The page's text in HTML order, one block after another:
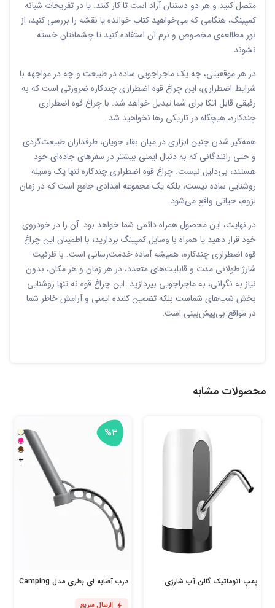
متصل کنید و هر دو دستتان آزاد است تا کار کنند. یا در تفریحات شبانه
کمپینگ، هنگامی که می‌خواهید کتاب خوانده یا نقشه را بررسی کنید، از
نور مطالعه‌ی مخصوص و نرم آن استفاده کنید تا چشمانتان خسته
نشوند.
در هر موقعیتی، چه یک ماجراجویی ساده در طبیعت و چه در مواجهه با
شرایط اضطراری، این چراغ قوه اضطراری چندکاره ضرورتی است که به
رفیقی قابل اتکا برای شما تبدیل خواهد شد. با چراغ قوه اضطراری
چندکاره، هیچگاه در تاریکی رها نخواهید شد.
همه‌گیر شدن چنین ابزاری در میان بقاء جویان، طرفداران طبیعت‌گردی
و حتی رانندگانی که به دنبال ایمنی بیشتر در سفرهای جاده‌ای خود
هستند، بی‌دلیل نیست. چراغ قوه اضطراری چندکاره تنها یک وسیله
روشنایی ساده نیست، بلکه یک مجموعه امدادی جامع است که در زمان
لزوم، حیاتی واقع می‌شود.
در نهایت، این محصول همراه دائمی شما خواهد بود. آن را در خودروی
خود قرار دهید یا همراه با وسایل کمپینگ بردارید؛ با اطمینان این چراغ
قوه اضطراری چندکاره، همیشه آماده خدمت‌رسانی است. با ظرفیت
شارژ طولانی مدت و قابلیت‌های متعدد، در هر زمان و هر مکان، بدون
نیاز به نگرانی، به ماجراجویی بپردازید. این چراغ قوه نه تنها روشنایی
بخش شب‌های شماست بلکه تضمین کننده ایمنی و آرامش خاطر شما
در مواقع بی‌پیش‌بینی است.
محصولات مشابه
پمپ اتوماتیک گالن آب شارژی
%3
+
درب آفتابه ای بطری مدل Camping
ارسال سریع